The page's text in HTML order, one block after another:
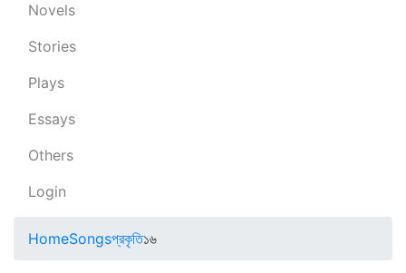
Novels
Stories
Plays
Essays
Others
Login
HomeSongsপ্রকৃতি১৬